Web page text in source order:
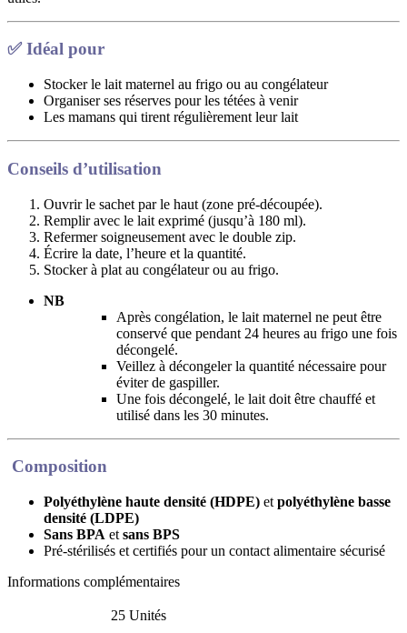
✅ Idéal pour
Stocker le lait maternel au frigo ou au congélateur
Organiser ses réserves pour les tétées à venir
Les mamans qui tirent régulièrement leur lait
Conseils d’utilisation
Ouvrir le sachet par le haut (zone pré-découpée).
Remplir avec le lait exprimé (jusqu’à 180 ml).
Refermer soigneusement avec le double zip.
Écrire la date, l’heure et la quantité.
Stocker à plat au congélateur ou au frigo.
NB
Après congélation, le lait maternel ne peut être
conservé que pendant 24 heures au frigo une fois
décongelé.
Veillez à décongeler la quantité nécessaire pour
éviter de gaspiller.
Une fois décongelé, le lait doit être chauffé et
utilisé dans les 30 minutes.
Composition
Polyéthylène haute densité (HDPE) et polyéthylène basse
densité (LDPE)
Sans BPA et sans BPS
Pré-stérilisés et certifiés pour un contact alimentaire sécurisé
Informations complémentaires
25 Unités